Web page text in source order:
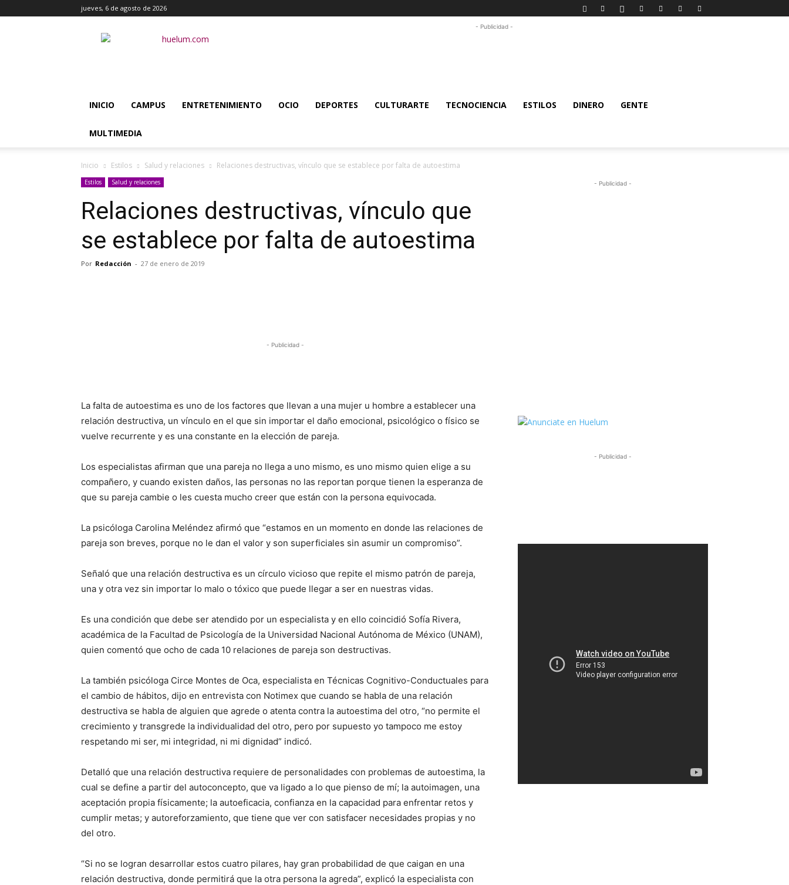
jueves, 6 de agosto de 2026
Huélum
- Publicidad -
INICIO CAMPUS ENTRETENIMIENTO OCIO DEPORTES CULTURARTE TECNOCIENCIA ESTILOS DINERO GENTE
MULTIMEDIA
Inicio Estilos Salud y relaciones Relaciones destructivas, vínculo que se establece por falta de autoestima
Estilos Salud y relaciones
Relaciones destructivas, vínculo que
se establece por falta de autoestima
Por Redacción - 27 de enero de 2019
- Publicidad -
La falta de autoestima es uno de los factores que llevan a una mujer u hombre a establecer una
relación destructiva, un vínculo en el que sin importar el daño emocional, psicológico o físico se
vuelve recurrente y es una constante en la elección de pareja.
Los especialistas afirman que una pareja no llega a uno mismo, es uno mismo quien elige a su
compañero, y cuando existen daños, las personas no las reportan porque tienen la esperanza de
que su pareja cambie o les cuesta mucho creer que están con la persona equivocada.
La psicóloga Carolina Meléndez afirmó que “estamos en un momento en donde las relaciones de
pareja son breves, porque no le dan el valor y son superficiales sin asumir un compromiso”.
Señaló que una relación destructiva es un círculo vicioso que repite el mismo patrón de pareja,
una y otra vez sin importar lo malo o tóxico que puede llegar a ser en nuestras vidas.
Es una condición que debe ser atendido por un especialista y en ello coincidió Sofía Rivera,
académica de la Facultad de Psicología de la Universidad Nacional Autónoma de México (UNAM),
quien comentó que ocho de cada 10 relaciones de pareja son destructivas.
La también psicóloga Circe Montes de Oca, especialista en Técnicas Cognitivo-Conductuales para
el cambio de hábitos, dijo en entrevista con Notimex que cuando se habla de una relación
destructiva se habla de alguien que agrede o atenta contra la autoestima del otro, “no permite el
crecimiento y transgrede la individualidad del otro, pero por supuesto yo tampoco me estoy
respetando mi ser, mi integridad, ni mi dignidad” indicó.
Detalló que una relación destructiva requiere de personalidades con problemas de autoestima, la
cual se define a partir del autoconcepto, que va ligado a lo que pienso de mí; la autoimagen, una
aceptación propia físicamente; la autoeficacia, confianza en la capacidad para enfrentar retos y
cumplir metas; y autoreforzamiento, que tiene que ver con satisfacer necesidades propias y no
del otro.
“Si no se logran desarrollar estos cuatro pilares, hay gran probabilidad de que caigan en una
relación destructiva, donde permitirá que la otra persona la agreda”, explicó la especialista con
- Publicidad -
- Publicidad -